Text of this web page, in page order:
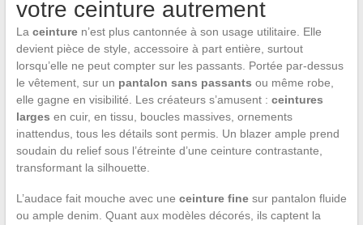
votre ceinture autrement
La ceinturen’est plus cantonnée à son usage utilitaire. Elle
devient pièce de style, accessoire à part entière, surtout
lorsqu’elle ne peut compter sur les passants. Portée par-dessus
le vêtement, sur un pantalon sans passants ou même robe,
elle gagne en visibilité. Les créateurs s’amusent : ceintures
larges en cuir, en tissu, boucles massives, ornements
inattendus, tous les détails sont permis. Un blazer ample prend
soudain du relief sous l’étreinte d’une ceinture contrastante,
transformant la silhouette.
L’audace fait mouche avec une ceinture finesur pantalon fluide
ou ample denim. Quant aux modèles décorés, ils captent la